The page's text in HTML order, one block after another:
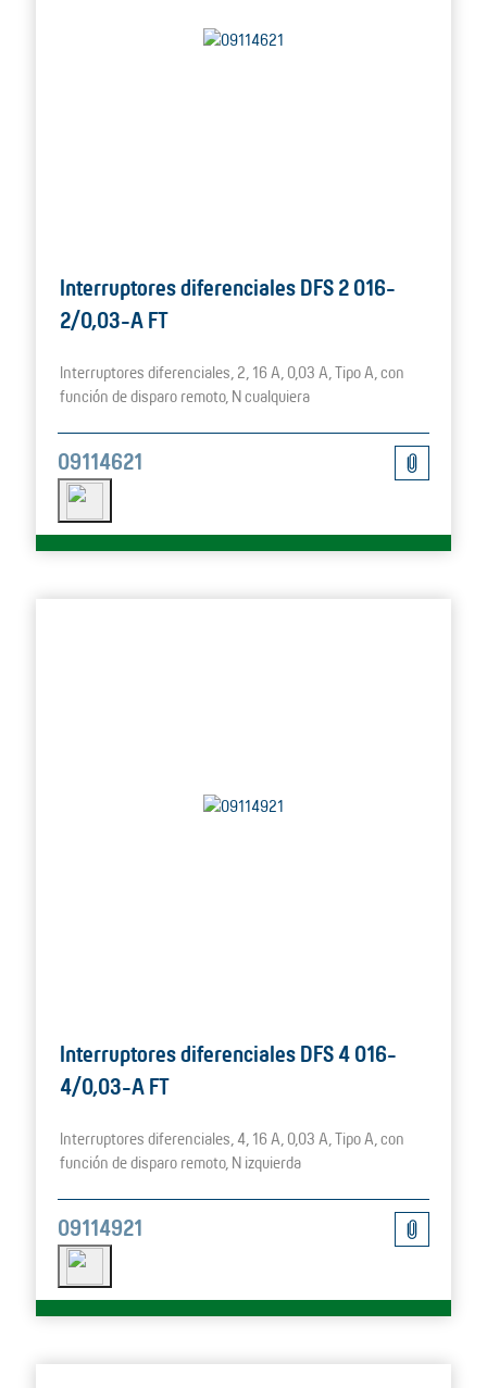
Interruptores diferenciales DFS 2 016-
2/0,03-A FT
Interruptores diferenciales, 2, 16 A, 0,03 A, Tipo A, con
función de disparo remoto, N cualquiera
09114621
Interruptores diferenciales DFS 4 016-
4/0,03-A FT
Interruptores diferenciales, 4, 16 A, 0,03 A, Tipo A, con
función de disparo remoto, N izquierda
09114921